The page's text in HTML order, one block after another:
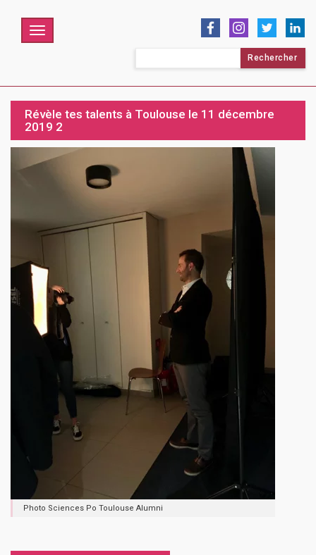
Menu
Révèle tes talents à Toulouse le 11 décembre
2019 2
Photo Sciences Po Toulouse Alumni